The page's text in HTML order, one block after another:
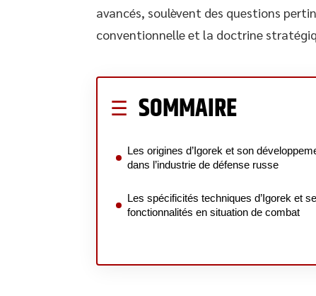
avancés, soulèvent des questions
conventionnelle et la doctrine
SOMMAIRE
Les origines d’Igorek et son
dans l’industrie de défense russe
Les spécificités techniques d’Igorek et
fonctionnalités en situation de combat